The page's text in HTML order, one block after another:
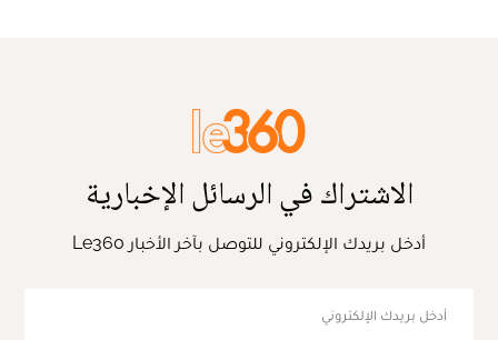
الاشتراك في الرسائل الإخبارية
أدخل بريدك الإلكتروني للتوصل بآخر الأخبار Le360